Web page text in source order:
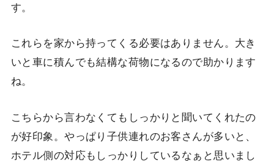
す。
これらを家から持ってくる必要はありません。大き
いと車に積んでも結構な荷物になるので助かります
ね。
こちらから言わなくてもしっかりと聞いてくれたの
が好印象。やっぱり子供連れのお客さんが多いと、
ホテル側の対応もしっかりしているなぁと思いまし